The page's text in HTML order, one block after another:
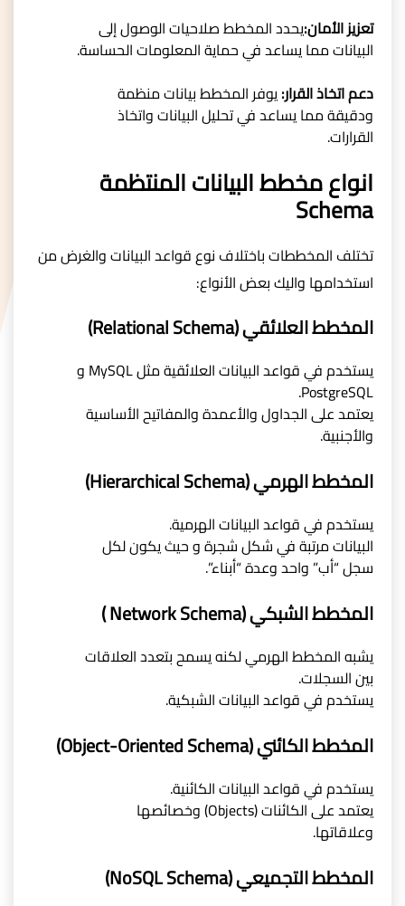
تعزيز الأمان:يحدد المخطط صلاحيات الوصول إلى
البيانات مما يساعد في حماية المعلومات الحساسة.
دعم اتخاذ القرار:يوفر المخطط بيانات منظمة
ودقيقة مما يساعد في تحليل البيانات واتخاذ
القرارات.
انواع مخطط البيانات المنتظمة
Schema
تختلف المخططات باختلاف نوع قواعد البيانات والغرض من
استخدامها واليك بعض الأنواع:
المخطط العلائقي (Relational Schema)
يستخدم في قواعد البيانات العلائقية مثل MySQL و
PostgreSQL.
يعتمد على الجداول والأعمدة والمفاتيح الأساسية
والأجنبية.
المخطط الهرمي (Hierarchical Schema)
يستخدم في قواعد البيانات الهرمية.
البيانات مرتبة في شكل شجرة و حيث يكون لكل
سجل “أب” واحد وعدة “أبناء”.
المخطط الشبكي (Network Schema )
يشبه المخطط الهرمي لكنه يسمح بتعدد العلاقات
بين السجلات.
يستخدم في قواعد البيانات الشبكية.
المخطط الكائني (Object-Oriented Schema)
يستخدم في قواعد البيانات الكائنية.
يعتمد على الكائنات (Objects) وخصائصها
وعلاقاتها.
المخطط التجميعي (NoSQL Schema)